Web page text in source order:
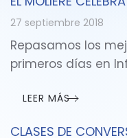
27 septiembre 2018
Repasamos los
primeros días en
LEER MÁS
CLASES DE